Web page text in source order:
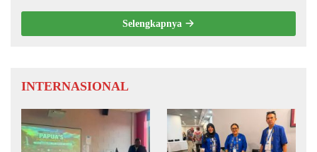
Selengkapnya
INTERNASIONAL